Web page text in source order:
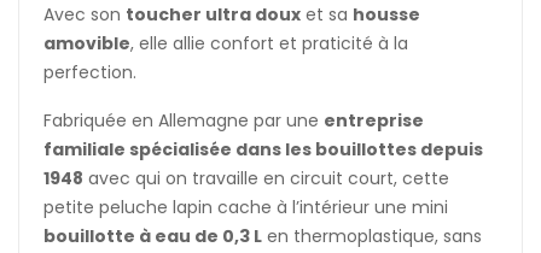
Avec son toucher ultra doux et sa housse
amovible, elle allie confort et praticité à la
perfection.
Fabriquée en Allemagne par une entreprise
familiale spécialisée dans les bouillottes depuis
1948 avec qui on travaille en circuit court, cette
petite peluche lapin cache à l’intérieur une mini
bouillotte à eau de 0,3 L en thermoplastique, sans